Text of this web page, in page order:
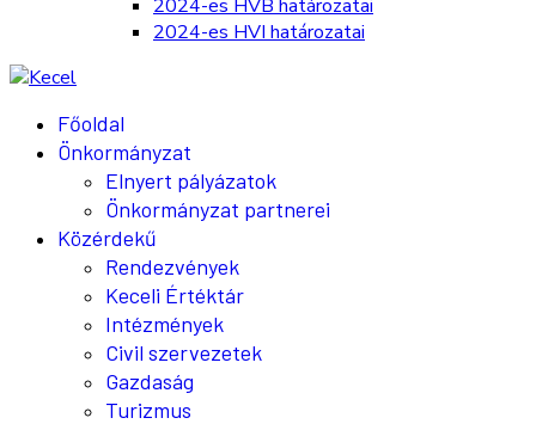
2024-es HVB határozatai
2024-es HVI határozatai
Főoldal
Önkormányzat
Elnyert pályázatok
Önkormányzat partnerei
Közérdekű
Rendezvények
Keceli Értéktár
Intézmények
Civil szervezetek
Gazdaság
Turizmus